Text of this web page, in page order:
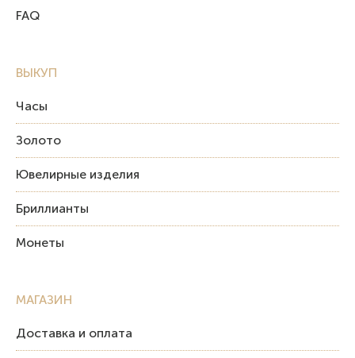
FAQ
ВЫКУП
Часы
Золото
Ювелирные изделия
Бриллианты
Монеты
МАГАЗИН
Доставка и оплата